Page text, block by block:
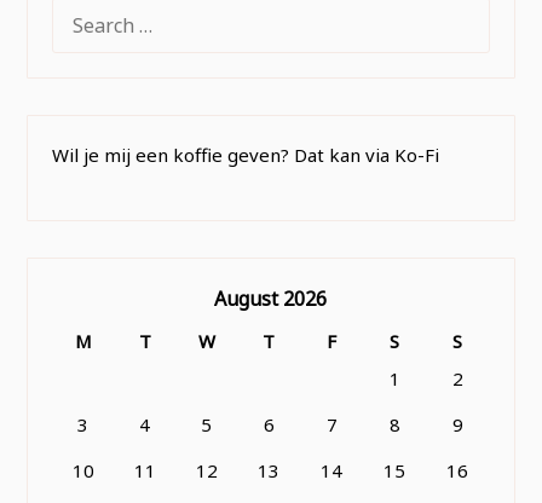
FOR:
Wil je mij een koffie geven? Dat kan via Ko-Fi
August 2026
M T W T F S
S
1
2
3
4 5 6 7 8
9
10
11 12 13 14 15
16